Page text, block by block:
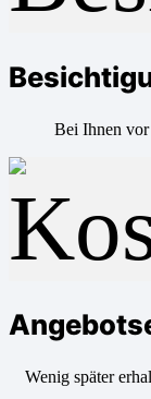
Bei Ihnen
Wenig später